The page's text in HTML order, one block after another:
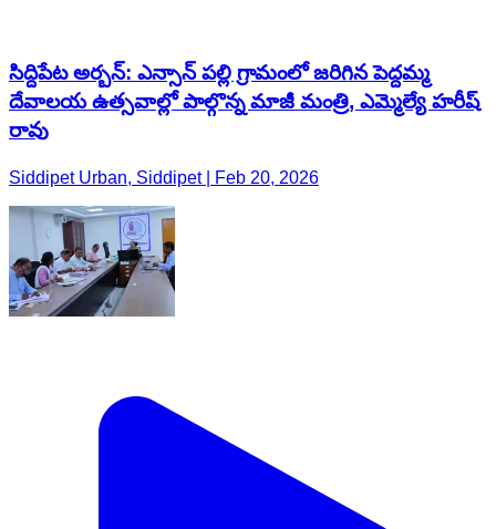
సిద్దిపేట అర్బన్: ఎన్సాన్ పల్లి గ్రామంలో జరిగిన పెద్దమ్మ
దేవాలయ ఉత్సవాల్లో పాల్గొన్న మాజీ మంత్రి, ఎమ్మెల్యే హరీష్
రావు
Siddipet Urban, Siddipet | Feb 20, 2026